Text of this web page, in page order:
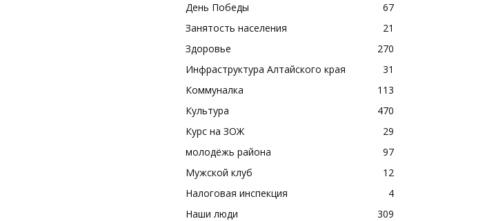
День Победы
67
Занятость населения
21
Здоровье
270
Инфраструктура Алтайского края
31
Коммуналка
113
Культура
470
Курс на ЗОЖ
29
молодёжь района
97
Мужской клуб
12
Налоговая инспекция
4
Наши люди
309